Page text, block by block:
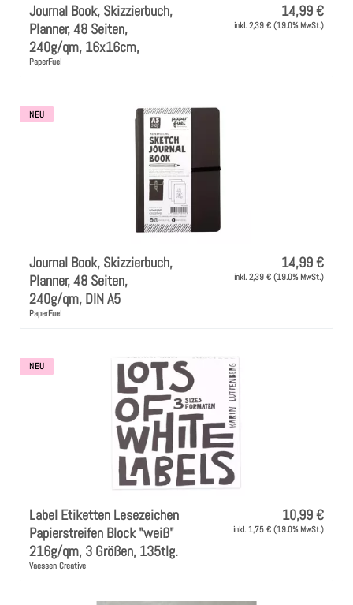
Journal Book, Skizzierbuch,
Planner, 48 Seiten,
240g/qm, 16x16cm,
PaperFuel
14,99 €
inkl. 2,39 € (19.0% MwSt.)
NEU
Journal Book, Skizzierbuch,
Planner, 48 Seiten,
240g/qm, DIN A5
PaperFuel
14,99 €
inkl. 2,39 € (19.0% MwSt.)
NEU
Label Etiketten Lesezeichen
Papierstreifen Block "weiß"
216g/qm, 3 Größen, 135tlg.
Vaessen Creative
10,99 €
inkl. 1,75 € (19.0% MwSt.)